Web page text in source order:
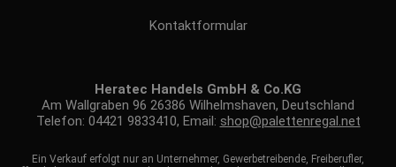
Kontaktformular
Heratec Handels GmbH & Co.KG
Am Wallgraben 96 26386 Wilhelmshaven, Deutschland
Telefon: 04421 9833410, Email: shop@palettenregal.net
Ein Verkauf erfolgt nur an Unternehmer, Gewerbetreibende, Freiberufler,